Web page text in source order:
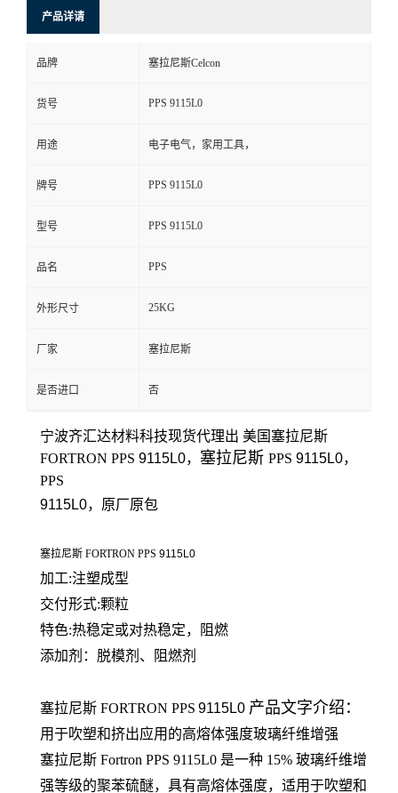
系
言
产品详请
品牌 塞拉尼斯Celcon
货号 PPS 9115L0
用途 电子电气，家用工具，
牌号 PPS 9115L0
型号 PPS 9115L0
品名 PPS
外形尺寸 25KG
厂家 塞拉尼斯
是否进口 否
宁波齐汇达材料科技现货代理出 美国 塞拉尼斯
FORTRON PPS 9115L0， 塞拉尼斯 PPS 9115L0，
PPS
9115L0，原厂原包
塞拉尼斯 FORTRON PPS 9115L0
加工:注塑成型
交付形式:颗粒
特色:热稳定或对热稳定，阻燃
添加剂：脱模剂、阻燃剂
塞拉尼斯 FORTRON PPS 9115L0 产品文字介绍：
用于吹塑和挤出应用的高熔体强度玻璃纤维增强
塞拉尼斯 Fortron PPS 9115L0 是一种 15% 玻璃纤维增
强等级的聚苯硫醚，具有高熔体强度，适用于吹塑和